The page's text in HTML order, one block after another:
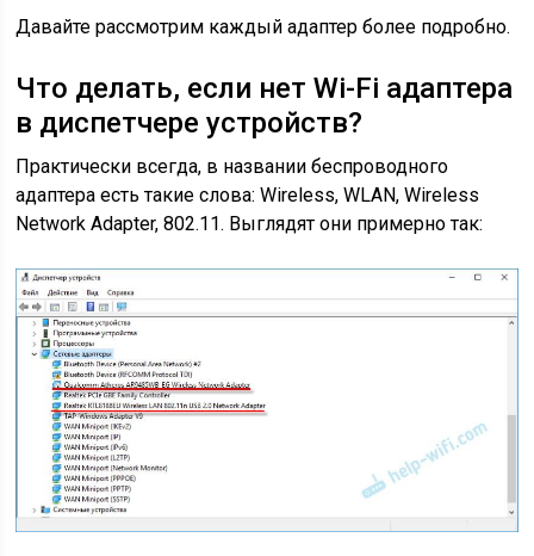
Давайте рассмотрим каждый адаптер более подробно.
Что делать, если нет Wi-Fi адаптера
в диспетчере устройств?
Практически всегда, в названии беспроводного
адаптера есть такие слова: Wireless, WLAN, Wireless
Network Adapter, 802.11. Выглядят они примерно так: